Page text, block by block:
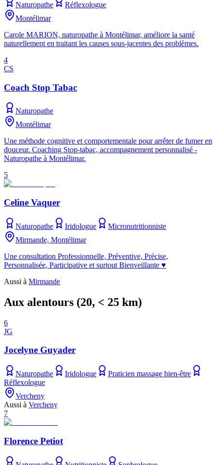
Naturopathe
Réflexologue
Montélimar
Carole MARION, naturopathe à Montélimar, améliore la santé
naturellement en traitant les causes sous-jacentes des problèmes.
4
CS
Coach Stop Tabac
Naturopathe
Montélimar
Une méthode cognitive et comportementale pour arrêter de fumer en
douceur. Coaching Stop-tabac, accompagnement personnalisé -
Naturopathe à Montélimar.
5
Celine Vaquer
Naturopathe Iridologue
Micronutritionniste
Mirmande, Montélimar
Une consultation Professionnelle, Préventive, Précise,
Personnalisée, Participative et surtout Bienveillante ♥
Aussi à Mirmande
Aux alentours (20, < 25 km)
6
JG
Jocelyne Guyader
Naturopathe Iridologue
Praticien massage bien-être
Réflexologue
Vercheny
Aussi à Vercheny
7
Florence Petiot